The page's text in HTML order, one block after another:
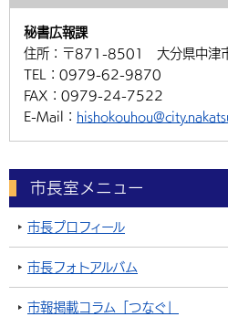
秘書広報課
住所： 〒871-8501 大分県中津
TEL： 0979-62-9870
FAX： 0979-24-7522
E-Mail：
市長室メニュー
市長プロフィール
市長フォトアルバム
市報掲載コラム「つなぐ」